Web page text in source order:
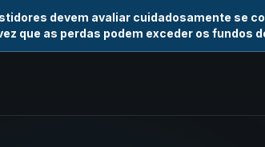
devem avaliar cuidadosamente se
que as perdas podem exceder os fundos